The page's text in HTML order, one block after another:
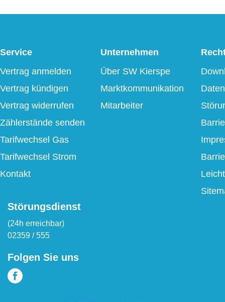
Service
Vertrag anmelden
Vertrag kündigen
Vertrag widerrufen
Zählerstände senden
Tarifwechsel Gas
Tarifwechsel Strom
Kontakt
Unternehmen
Über SW Kierspe
Marktkommunikation
Mitarbeiter
Störungsdienst
(24h erreichbar)
02359 / 555
Folgen Sie uns